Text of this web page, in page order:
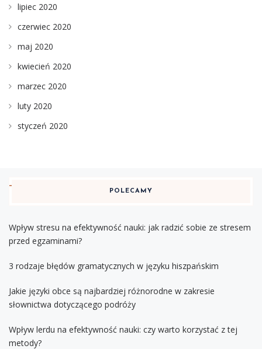
lipiec 2020
czerwiec 2020
maj 2020
kwiecień 2020
marzec 2020
luty 2020
styczeń 2020
POLECAMY
Wpływ stresu na efektywność nauki: jak radzić sobie ze stresem
przed egzaminami?
3 rodzaje błędów gramatycznych w języku hiszpańskim
Jakie języki obce są najbardziej różnorodne w zakresie
słownictwa dotyczącego podróży
Wpływ lerdu na efektywność nauki: czy warto korzystać z tej
metody?